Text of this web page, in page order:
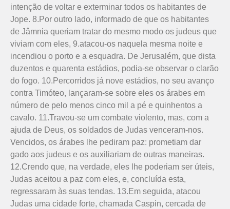
intenção de voltar e exterminar todos os habitantes de
Jope. 8.Por outro lado, informado de que os habitantes
de Jâmnia queriam tratar do mesmo modo os judeus que
viviam com eles, 9.atacou-os naquela mesma noite e
incendiou o porto e a esquadra. De Jerusalém, que dista
duzentos e quarenta estádios, podia-se observar o clarão
do fogo. 10.Percorridos já nove estádios, no seu avanço
contra Timóteo, lançaram-se sobre eles os árabes em
número de pelo menos cinco mil a pé e quinhentos a
cavalo. 11.Travou-se um combate violento, mas, com a
ajuda de Deus, os soldados de Judas venceram-nos.
Vencidos, os árabes lhe pediram paz: prometiam dar
gado aos judeus e os auxiliariam de outras maneiras.
12.Crendo que, na verdade, eles lhe poderiam ser úteis,
Judas aceitou a paz com eles, e, concluída esta,
regressaram às suas tendas. 13.Em seguida, atacou
Judas uma cidade forte, chamada Caspin, cercada de